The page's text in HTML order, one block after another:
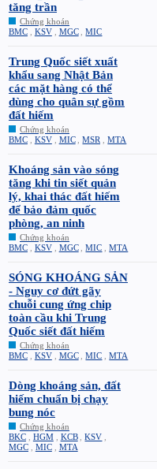
tăng trần
Chứng khoán
BMC
KSV MGC ,MIC
Trung Quốc siết xuất
khẩu sang Nhật Bản
các mặt hàng có thể
dùng cho quân sự gồm
đất hiếm
Chứng khoán
BMC
KSV MIC ,MSR ,MTA
Khoáng sản vào sóng
tăng khi tin siết quản
lý, khai thác đất hiếm
để bảo đảm quốc
phòng, an ninh
Chứng khoán
BMC
KSV MGC ,MIC ,MTA
SÓNG KHOÁNG SẢN
- Nguy cơ đứt gãy
chuỗi cung ứng chip
toàn cầu khi Trung
Quốc siết đất hiếm
Chứng khoán
BMC
KSV MGC ,MIC ,MTA
Dòng khoáng sản, đất
hiếm chuẩn bị chạy
bung nóc
Chứng khoán
BKC
HGM KCB ,KSV
MGC
MIC MTA